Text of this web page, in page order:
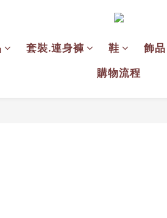
套裝.連身褲 鞋 飾品
購物流程